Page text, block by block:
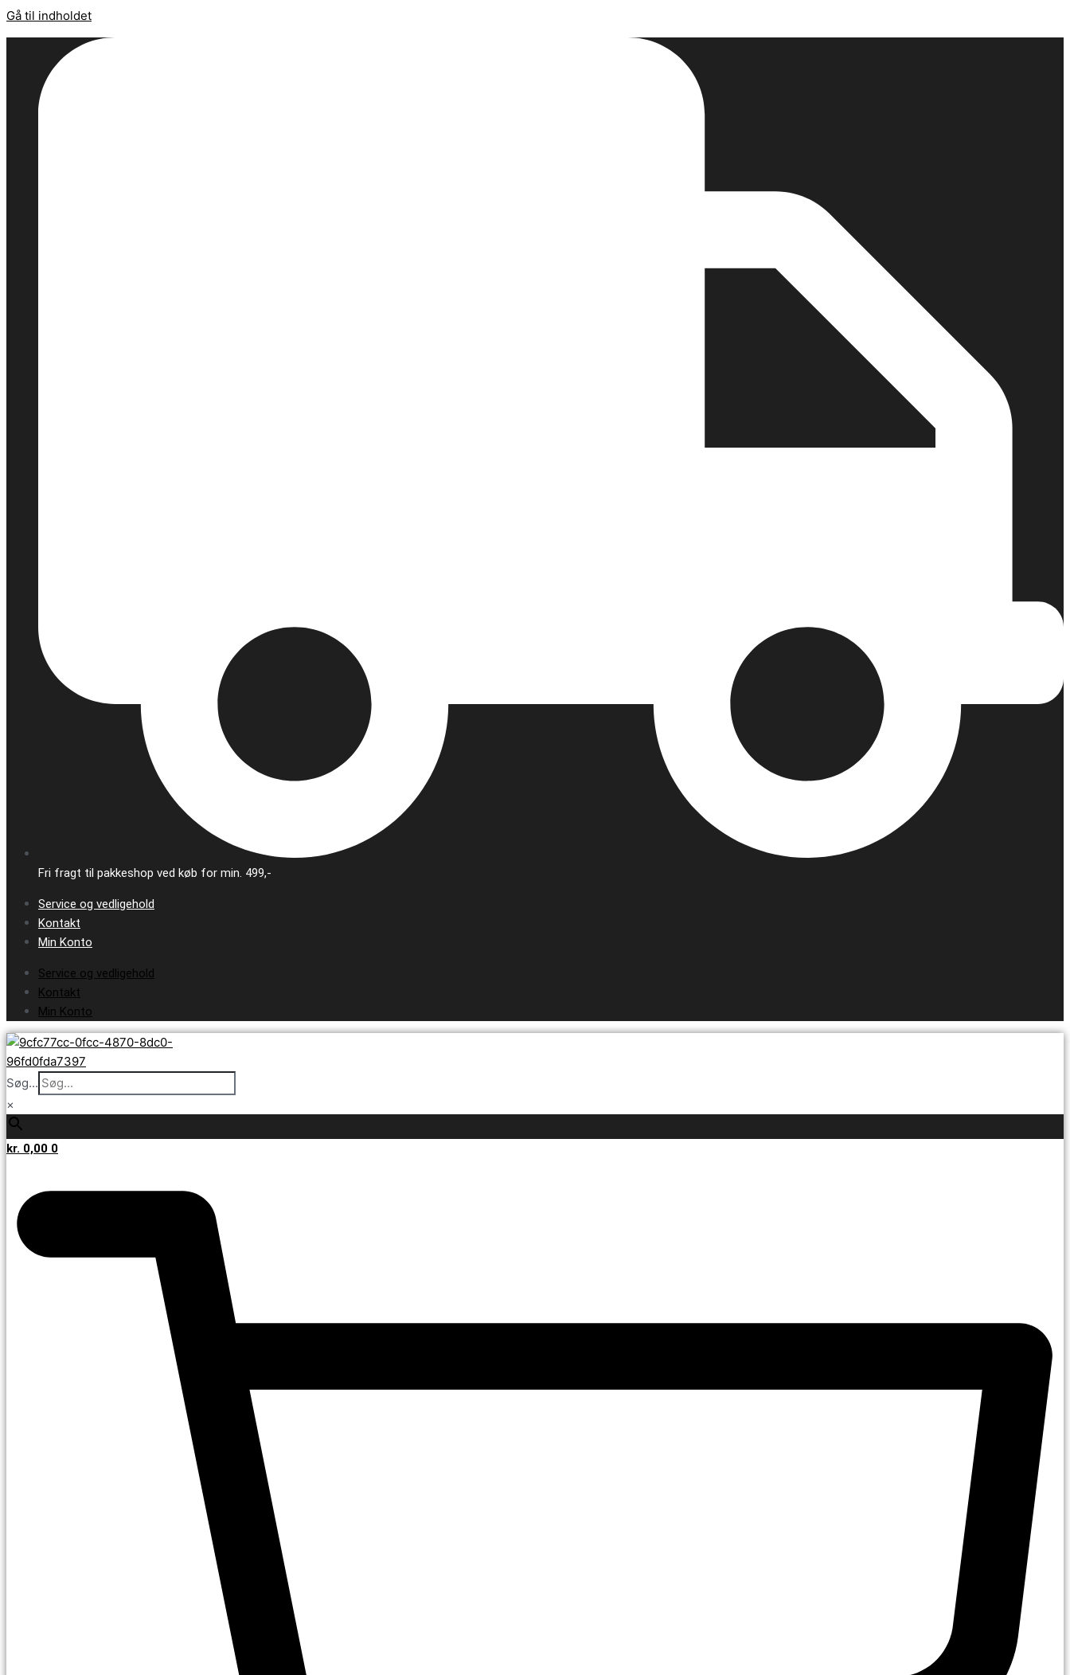
Gå til indholdet
Fri fragt til pakkeshop ved køb for min. 499,-
Service og vedligehold
Kontakt
Min Konto
Service og vedligehold
Kontakt
Min Konto
Søg...
×
kr. 0,00 0